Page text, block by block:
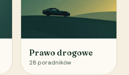
Prawo drogowe
28 poradników